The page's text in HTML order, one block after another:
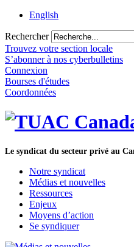
English
Rechercher
Trouvez votre section locale
S’abonner à nos cyberbulletins
Connexion
Bourses d'études
Coordonnées
Le syndicat du secteur privé au
Notre syndicat
Médias et nouvelles
Ressources
Enjeux
Moyens d’action
Se syndiquer